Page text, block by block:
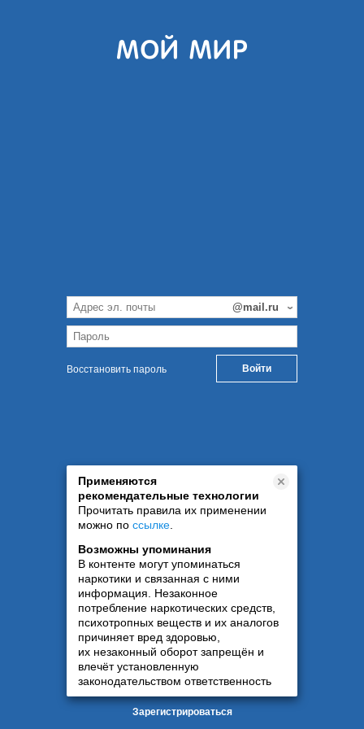
Восстановить пароль
Применяются
рекомендательные технологии
Прочитать правила их применении
можно по ссылке
Возможны упоминания
В контенте могут упоминаться
наркотики и связанная с ними
информация. Незаконное
потребление наркотических средств,
психотропных веществ и их аналогов
причиняет вред здоровью,
их незаконный оборот запрещён и
влечёт установленную
законодательством ответственность
Зарегистрироваться